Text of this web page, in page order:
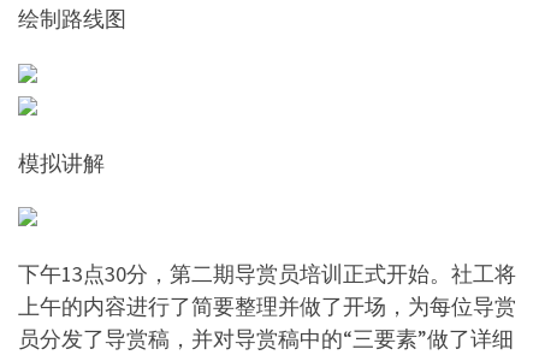
绘制路线图
模拟讲解
下午13点30分，第二期导赏员培训正式开始。社工将
上午的内容进行了简要整理并做了开场，为每位导赏
员分发了导赏稿，并对导赏稿中的“三要素”做了详细